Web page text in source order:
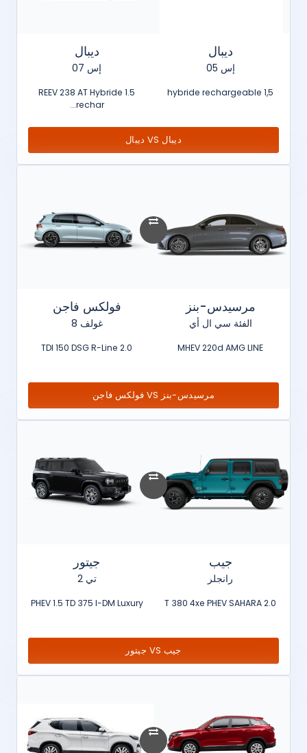
ديبال
إس 05
1,5 hybride rechargeable
ديبال
إس 07
1.5 REEV 238 AT Hybride
rechar...
ديبال VS ديبال
مرسيدس-بنز
الفئة سي ال أي
MHEV 220d AMG LINE
فولكس فاجن
غولف 8
2.0 TDI 150 DSG R-Line
مرسيدس-بنز VS فولكس فاجن
جيب
رانجلر
2.0 T 380 4xe PHEV SAHARA
جيتور
تي 2
PHEV 1.5 TD 375 I-DM Luxury
جيب VS جيتور